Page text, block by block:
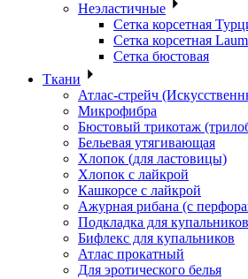
Неэластичные
Сетка корсетная
Сетка корсетная
Сетка бюстовая
Ткани
Атлас-стрейч
Микрофибра
Бюстовый трикотаж
Бельевая утягивающая
Хлопок (для ластовицы)
Хлопок с лайкрой
Кашкорсе с лайкрой
Ажурная рибана (с
Подкладка для купальников
Бифлекс для купальников
Атлас прокатный
Для эротического белья